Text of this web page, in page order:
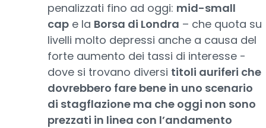
penalizzati fino ad oggi: mid-small
cap e la Borsa di Londra – che quota su
livelli molto depressi anche a causa del
forte aumento dei tassi di interesse -
dove si trovano diversi titoli auriferi che
dovrebbero fare bene in uno scenario
di stagflazione ma che oggi non sono
prezzati in linea con l’andamento